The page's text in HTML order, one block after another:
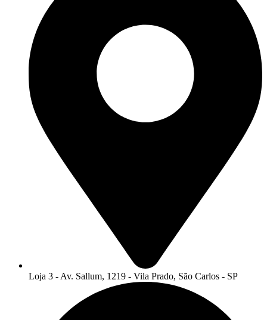
Loja 3 - Av. Sallum, 1219 - Vila Prado, São Carlos - SP